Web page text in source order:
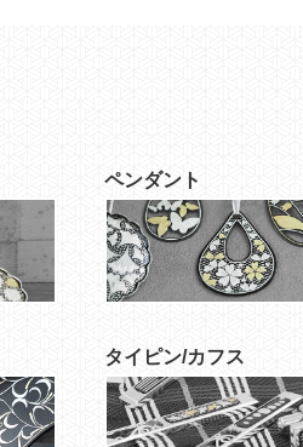
ペンダント
タイピン/カフス